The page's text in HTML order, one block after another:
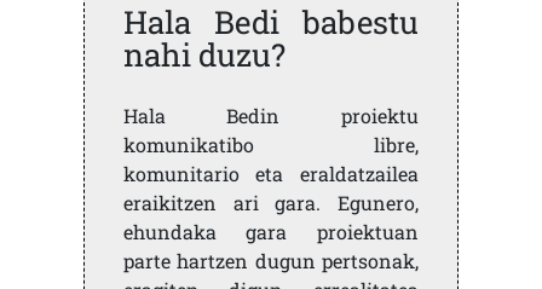
Hala Bedi babestu
nahi duzu?
Hala Bedin proiektu
komunikatibo libre,
komunitario eta eraldatzailea
eraikitzen ari gara. Egunero,
ehundaka gara proiektuan
parte hartzen dugun pertsonak,